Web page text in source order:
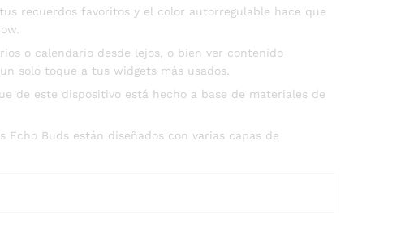
recuerdos favoritos y el color autorregulable hace que
o calendario desde lejos, o bien ver contenido
solo toque a tus widgets más usados.
de este dispositivo está hecho a base de materiales de
Buds están diseñados con varias capas de